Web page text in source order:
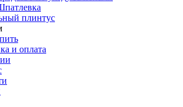
плинтус
и оплата